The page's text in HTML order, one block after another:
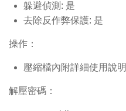
躲避偵測: 是
去除反作弊保護: 是
操作：
壓縮檔內附詳細使用說明
解壓密碼：